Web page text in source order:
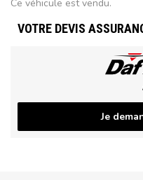
Ce véhicule est vendu.
VOTRE DEVIS
Je